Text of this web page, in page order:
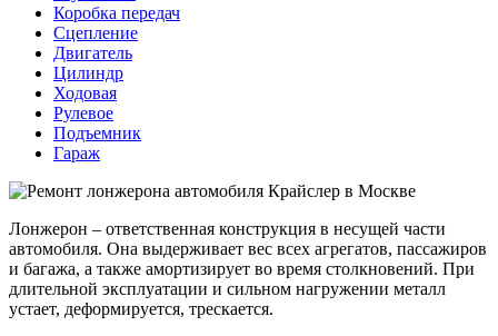
Коробка передач
Сцепление
Двигатель
Цилиндр
Ходовая
Рулевое
Подъемник
Гараж
Лонжерон – ответственная конструкция в несущей части
автомобиля. Она выдерживает вес всех агрегатов, пассажиров
и багажа, а также амортизирует во время столкновений. При
длительной эксплуатации и сильном нагружении металл
устает, деформируется, трескается.